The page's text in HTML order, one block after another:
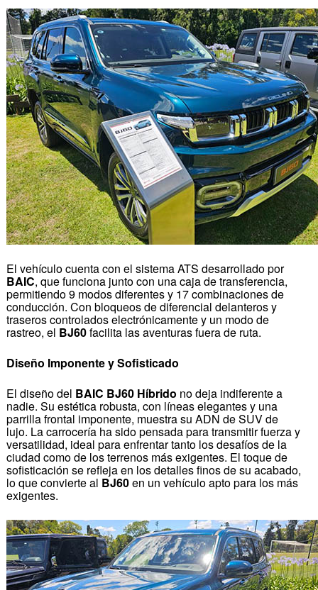
El vehículo cuenta con el sistema ATS desarrollado por
BAIC, que funciona junto con una caja de transferencia,
permitiendo 9 modos diferentes y 17 combinaciones de
conducción. Con bloqueos de diferencial delanteros y
traseros controlados electrónicamente y un modo de
rastreo, el BJ60facilita las aventuras fuera de ruta.
Diseño Imponente y Sofisticado
El diseño del BAIC BJ60 Híbrido no deja indiferente a
nadie. Su estética robusta, con líneas elegantes y una
parrilla frontal imponente, muestra su ADN de SUV de
lujo. La carrocería ha sido pensada para transmitir fuerza y
versatilidad, ideal para enfrentar tanto los desafíos de la
ciudad como de los terrenos más exigentes. El toque de
sofisticación se refleja en los detalles finos de su acabado,
lo que convierte al BJ60en un vehículo apto para los más
exigentes.